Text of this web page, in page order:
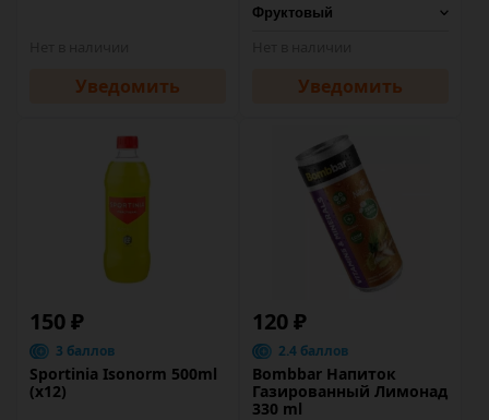
Уведомить Уведомить
150 ₽
3 баллов
Sportinia Isonorm 500ml
(х12)
120 ₽
2.4 баллов
Bombbar Напиток
Газированный Лимонад
330 ml